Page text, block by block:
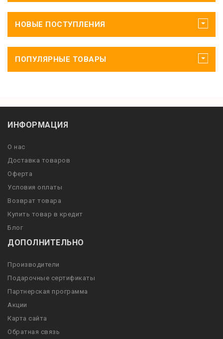
НОВЫЕ ПОСТУПЛЕНИЯ
ПОПУЛЯРНЫЕ ТОВАРЫ
ИНФОРМАЦИЯ
О нас
Доставка товаров
Оферта
Условия оплаты
Возврат товара
Купить товар в кредит
Блог
ДОПОЛНИТЕЛЬНО
Производители
Подарочные сертификаты
Партнерская программа
Акции
Карта сайта
Обратная связь